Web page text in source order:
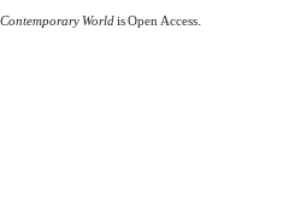
Worldis Open Access.